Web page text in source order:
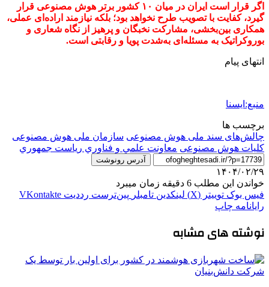
اگر قرار است ایران در میان ۱۰ کشور برتر هوش مصنوعی قرار
گیرد، کفایت با تصویب طرح نخواهد بود؛ بلکه نیازمند اراده‌ای عملی،
همکاری بین‌بخشی، مشارکت نخبگان و پرهیز از نگاه شعاری و
بوروکراتیک به مسئله‌ای به‌شدت پویا و رقابتی است.
انتهای پیام
منبع:ایسنا
برچسب ها
چالش‌های سند ملی هوش مصنوعی سازمان ملی هوش مصنوعی
کلیات هوش مصنوعی معاونت علمي و فناوري رياست جمهوري
آدرس رونوشت
۱۴۰۴/۰۲/۲۹
خواندن این مطلب 6 دقیقه زمان میبرد
فیس بوک توییتر (X) لینکدین ‫تامبلر ‫پین‌ترست ‫رددیت ‫VKontakte
رایانامه چاپ
نوشته های مشابه